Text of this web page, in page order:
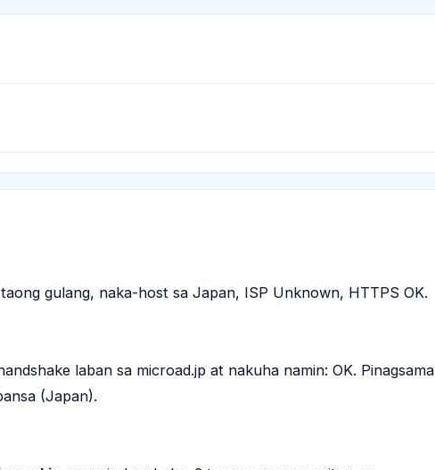
gulang, naka-host sa Japan, ISP Unknown, HTTPS OK.
laban sa microad.jp at nakuha namin: OK. Pinagsama
(Japan).